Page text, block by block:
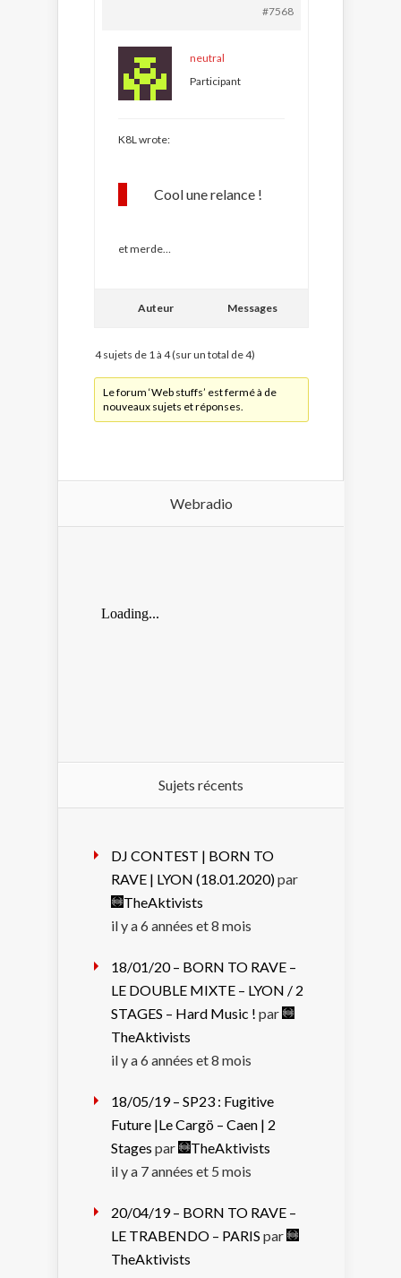
#7568
neutral
Participant
K8L wrote:
Cool une relance !
et merde…
Auteur Messages
4 sujets de 1 à 4 (sur un total de 4)
Le forum ‘Web stuffs’ est fermé à de
nouveaux sujets et réponses.
Webradio
Sujets récents
DJ CONTEST | BORN TO
RAVE | LYON (18.01.2020)par
TheAktivists
il y a 6 années et 8 mois
18/01/20 – BORN TO RAVE –
LE DOUBLE MIXTE – LYON / 2
STAGES – Hard Music ! par
TheAktivists
il y a 6 années et 8 mois
18/05/19 – SP23 : Fugitive
Future |Le Cargö – Caen | 2
Stages par
TheAktivists
il y a 7 années et 5 mois
20/04/19 – BORN TO RAVE –
LE TRABENDO – PARIS par
TheAktivists